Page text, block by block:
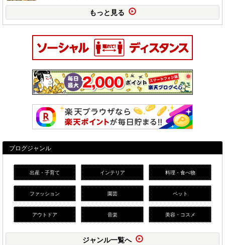
もっと見る
ブログジャンル
出産・子育て インテリア 料理・食べ物
ファッション 園芸 ペット
アウトドア 音楽 美容・コスメ
ジャンル一覧へ